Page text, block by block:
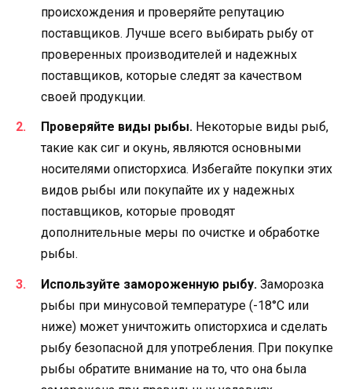
происхождения и проверяйте репутацию
поставщиков. Лучше всего выбирать рыбу от
проверенных производителей и надежных
поставщиков, которые следят за качеством
своей продукции.
Проверяйте виды рыбы. Некоторые виды рыб,
такие как сиг и окунь, являются основными
носителями описторхиса. Избегайте покупки этих
видов рыбы или покупайте их у надежных
поставщиков, которые проводят
дополнительные меры по очистке и обработке
рыбы.
Используйте замороженную рыбу. Заморозка
рыбы при минусовой температуре (-18°C или
ниже) может уничтожить описторхиса и сделать
рыбу безопасной для употребления. При покупке
рыбы обратите внимание на то, что она была